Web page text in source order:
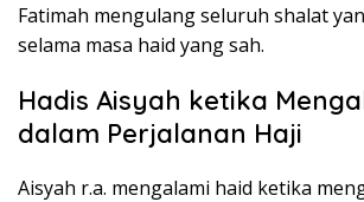
Fatimah mengulang seluruh shalat
selama masa haid yang sah.
Hadis Aisyah ketika
dalam Perjalanan Haji
Aisyah r.a. mengalami haid ketika